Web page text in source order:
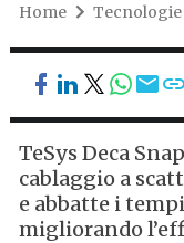
Home Tecnologie
TeSys Deca
cablaggio a
e abbatte i
migliorando